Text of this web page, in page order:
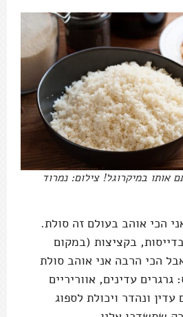
אותו במיקרוגל! צילום: נמרוד
הכי אוהב בעולם זה סולת.
בקציצות (במקום
הכי הרבה אני אוהב סולת
עדינים, אווריריים
ונהדר ויכולת לספוג